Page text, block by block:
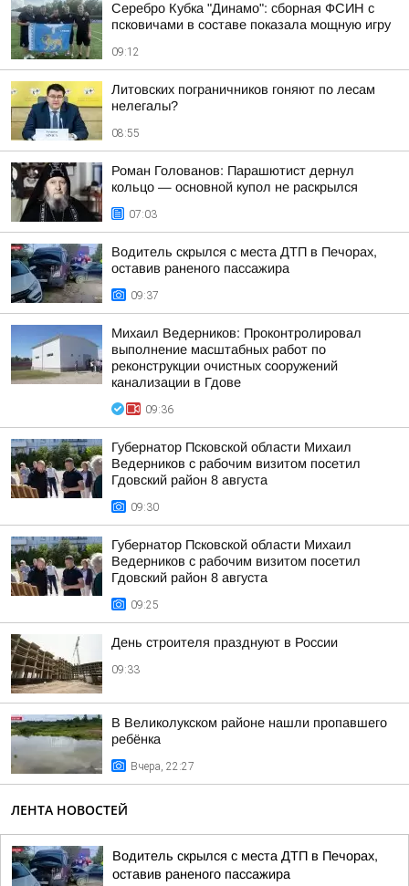
Серебро Кубка "Динамо": сборная ФСИН с
псковичами в составе показала мощную игру
09:12
Литовских пограничников гоняют по лесам
нелегалы?
08:55
Роман Голованов: Парашютист дернул
кольцо — основной купол не раскрылся
07:03
Водитель скрылся с места ДТП в Печорах,
оставив раненого пассажира
09:37
Михаил Ведерников: Проконтролировал
выполнение масштабных работ по
реконструкции очистных сооружений
канализации в Гдове
09:36
Губернатор Псковской области Михаил
Ведерников с рабочим визитом посетил
Гдовский район 8 августа
09:30
Губернатор Псковской области Михаил
Ведерников с рабочим визитом посетил
Гдовский район 8 августа
09:25
День строителя празднуют в России
09:33
В Великолукском районе нашли пропавшего
ребёнка
Вчера, 22:27
ЛЕНТА НОВОСТЕЙ
Водитель скрылся с места ДТП в Печорах,
оставив раненого пассажира